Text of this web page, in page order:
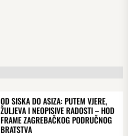
OD SISKA DO ASIZA: PUTEM VJERE,
ŽULJEVA I NEOPISIVE RADOSTI – HOD
FRAME ZAGREBAČKOG PODRUČNOG
BRATSTVA